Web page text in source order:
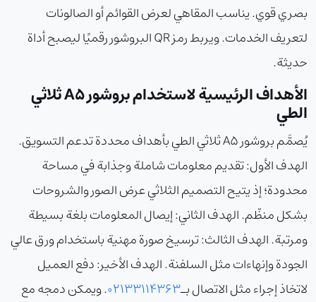
بصري قوي. يناسب المقاهي لعرض القوائم أو الصالونات
لتعريف الخدمات. ويربط رمز QR البروشور رقميًا ليصبح أداة
حديثة.
الأهداف الرئيسية لاستخدام بروشور A5 ثلاثي
الطي
يُصمَّم بروشور A5 ثلاثي الطي بأهداف محددة تدعم التسويق.
الهدف الأول: تقديم معلومات شاملة وجذابة في مساحة
محدودة؛ إذ يتيح التصميم الثلاثي عرض الصور والشروحات
بشكل منظّم. الهدف الثاني: إيصال المعلومات بلغة بسيطة
ومرتبة. الهدف الثالث: ترسيخ صورة مهنية باستخدام ورق عالي
الجودة وإنهاءات مثل السلفنة. الهدف الأخير: دفع العميل
لاتخاذ إجراء مثل الاتصال بـ02133114363. ويمكن دمجه مع